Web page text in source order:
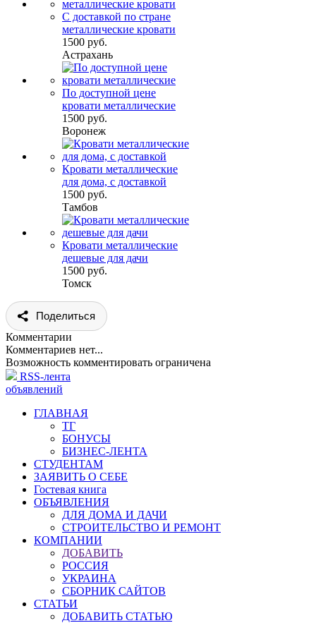
С доставкой по стране
металлические кровати
1500 руб.
Астрахань
По доступной цене
кровати металлические
1500 руб.
Воронеж
Кровати металлические
для дома, с доставкой
1500 руб.
Тамбов
Кровати металлические
дешевые для дачи
1500 руб.
Томск
Поделиться
Комментарии
Комментариев нет...
Возможность комментировать ограничена
RSS-лента
объявлений
ГЛАВНАЯ
ТГ
БОНУСЫ
БИЗНЕС-ЛЕНТА
СТУДЕНТАМ
ЗАЯВИТЬ О СЕБЕ
Гостевая книга
ОБЪЯВЛЕНИЯ
ДЛЯ ДОМА И ДАЧИ
СТРОИТЕЛЬСТВО И РЕМОНТ
КОМПАНИИ
ДОБАВИТЬ
РОССИЯ
УКРАИНА
СБОРНИК САЙТОВ
СТАТЬИ
ДОБАВИТЬ СТАТЬЮ